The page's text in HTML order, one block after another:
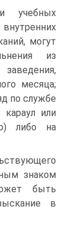
учебных
могут
из
месяца;
по службе
или
либо на
знаком
быть
в